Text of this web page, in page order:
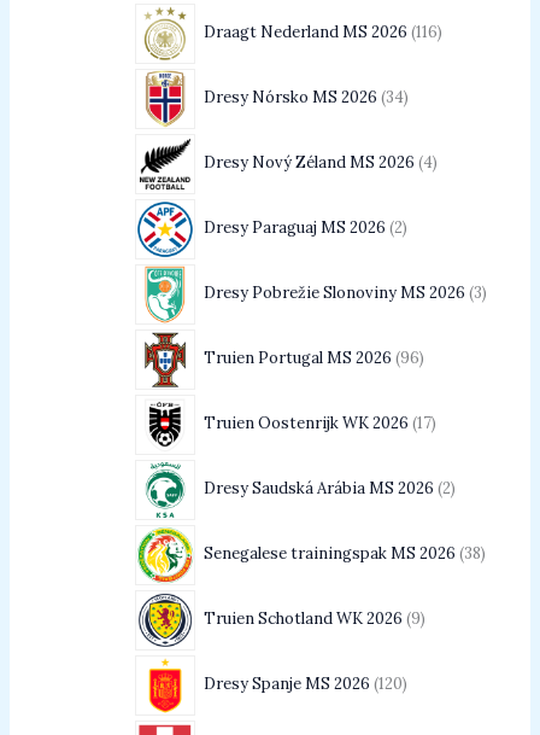
Draagt Nederland MS 2026 116
Dresy Nórsko MS 2026 34
Dresy Nový Zéland MS 2026 4
Dresy Paraguaj MS 2026 2
Dresy Pobrežie Slonoviny MS 2026 3
Truien Portugal MS 2026 96
Truien Oostenrijk WK 2026 17
Dresy Saudská Arábia MS 2026 2
Senegalese trainingspak MS 2026 38
Truien Schotland WK 2026 9
Dresy Spanje MS 2026 120